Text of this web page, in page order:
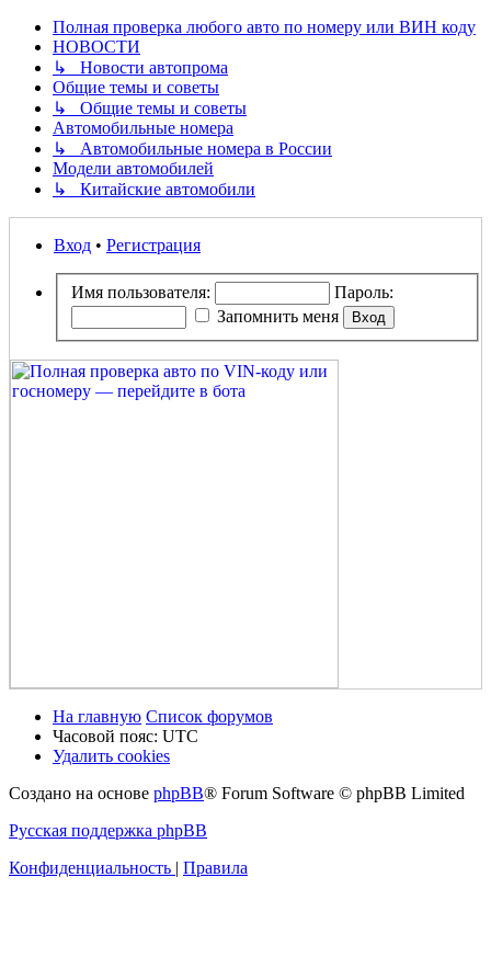
Полная проверка любого авто по номеру или ВИН коду
НОВОСТИ
↳ Новости автопрома
Общие темы и советы
↳ Общие темы и советы
Автомобильные номера
↳ Автомобильные номера в России
Модели автомобилей
↳ Китайские автомобили
Вход • Регистрация
Имя пользователя:
Пароль:
Запомнить меня
На главную Список форумов
Часовой пояс: UTC
Удалить cookies
Создано на основе phpBB® Forum Software © phpBB Limited
Русская поддержка phpBB
Конфиденциальность | Правила